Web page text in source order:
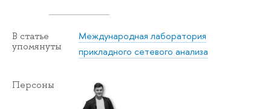
В статье
упомянуты
Международная лаборатория
прикладного сетевого анализа
Персоны